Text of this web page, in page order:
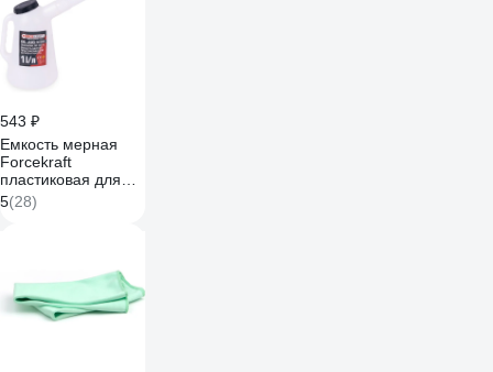
543 ₽
Емкость мерная
Forcekraft
пластиковая для
заливки масла 1л
FK-887C001(67365)
5(28)